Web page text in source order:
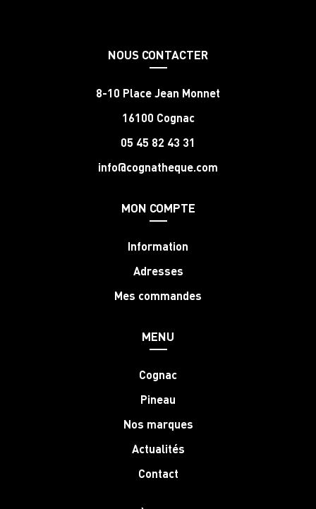
NOUS CONTACTER
8-10 Place Jean Monnet
16100 Cognac
05 45 82 43 31
info@cognatheque.com
MON COMPTE
Information
Adresses
Mes commandes
MENU
Cognac
Pineau
Nos marques
Actualités
Contact